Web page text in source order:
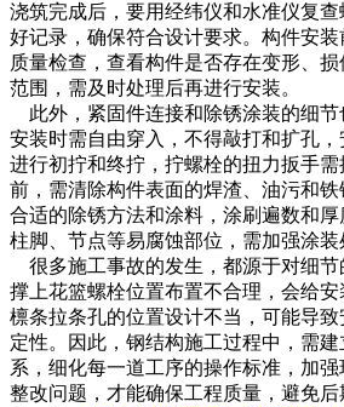
浇筑完成后，要用经纬仪和水准仪复
好记录，确保符合设计要求。构件安
质量检查，查看构件是否存在变形、
范围，需及时处理后再进行安装。
此外，紧固件连接和除锈涂装的细节
安装时需自由穿入，不得敲打和扩孔
进行初拧和终拧，拧螺栓的扭力扳手
前，需清除构件表面的焊渣、油污和
合适的除锈方法和涂料，涂刷遍数和
柱脚、节点等易腐蚀部位，需加强涂装
很多施工事故的发生，都源于对细节
撑上花篮螺栓位置布置不合理，会给安
檩条拉条孔的位置设计不当，可能导
定性。因此，钢结构施工过程中，需
系，细化每一道工序的操作标准，加
整改问题，才能确保工程质量，避免后